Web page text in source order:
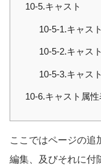
10-5.キャスト
10-5-1.キャス
10-5-2.キャス
10-5-3.キャス
10-6.キャスト属
ここではページの追
編集、及びそれに付